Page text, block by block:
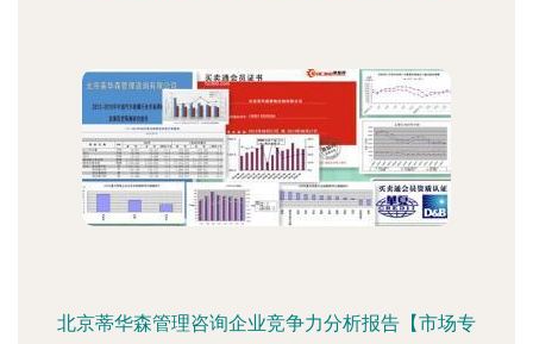
北京蒂华森管理咨询企业竞争力分析报告【市场专